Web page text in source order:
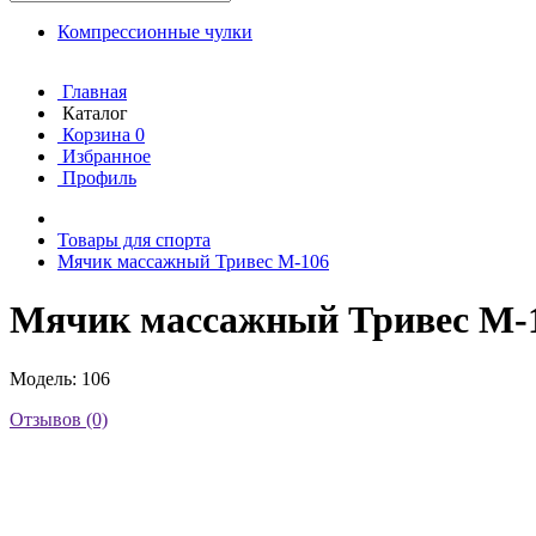
Компрессионные чулки
Главная
Каталог
Корзина 0
Избранное
Профиль
Товары для спорта
Мячик массажный Тривес М-106
Мячик массажный Тривес М-
Модель: 106
Отзывов (0)